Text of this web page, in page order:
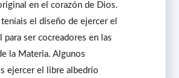
en el corazón de Dios.
el diseño de ejercer el
para ser cocreadores en las
la Materia. Algunos
ejercer el libre albedrío